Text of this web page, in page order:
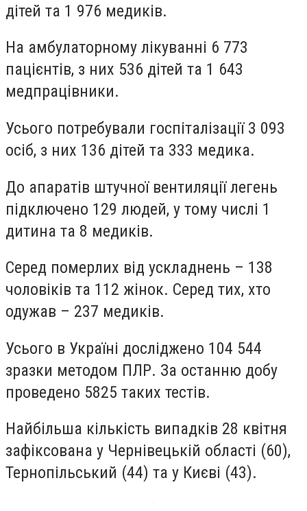
дітей та 1 976 медиків.
На амбулаторному лікуванні 6 773
пацієнтів, з них 536 дітей та 1 643
медпрацівники.
Усього потребували госпіталізації 3 093
осіб, з них 136 дітей та 333 медика.
До апаратів штучної вентиляції легень
підключено 129 людей, у тому числі 1
дитина та 8 медиків.
Серед померлих від ускладнень – 138
чоловіків та 112 жінок. Серед тих, хто
одужав – 237 медиків.
Усього в Україні досліджено 104 544
зразки методом ПЛР. За останню добу
проведено 5825 таких тестів.
Найбільша кількість випадків 28 квітня
зафіксована у Чернівецькій області (60),
Тернопільський (44) та у Києві (43).